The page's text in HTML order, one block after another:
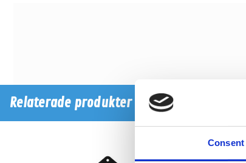
Consent
Relaterade produkter